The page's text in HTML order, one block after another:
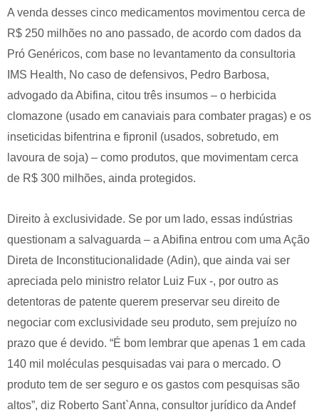
A venda desses cinco medicamentos movimentou cerca de
R$ 250 milhões no ano passado, de acordo com dados da
Pró Genéricos, com base no levantamento da consultoria
IMS Health, No caso de defensivos, Pedro Barbosa,
advogado da Abifina, citou três insumos – o herbicida
clomazone (usado em canaviais para combater pragas) e os
inseticidas bifentrina e fipronil (usados, sobretudo, em
lavoura de soja) – como produtos, que movimentam cerca
de R$ 300 milhões, ainda protegidos.
Direito à exclusividade. Se por um lado, essas indústrias
questionam a salvaguarda – a Abifina entrou com uma Ação
Direta de Inconstitucionalidade (Adin), que ainda vai ser
apreciada pelo ministro relator Luiz Fux -, por outro as
detentoras de patente querem preservar seu direito de
negociar com exclusividade seu produto, sem prejuízo no
prazo que é devido. “É bom lembrar que apenas 1 em cada
140 mil moléculas pesquisadas vai para o mercado. O
produto tem de ser seguro e os gastos com pesquisas são
altos”, diz Roberto Sant`Anna, consultor jurídico da Andef